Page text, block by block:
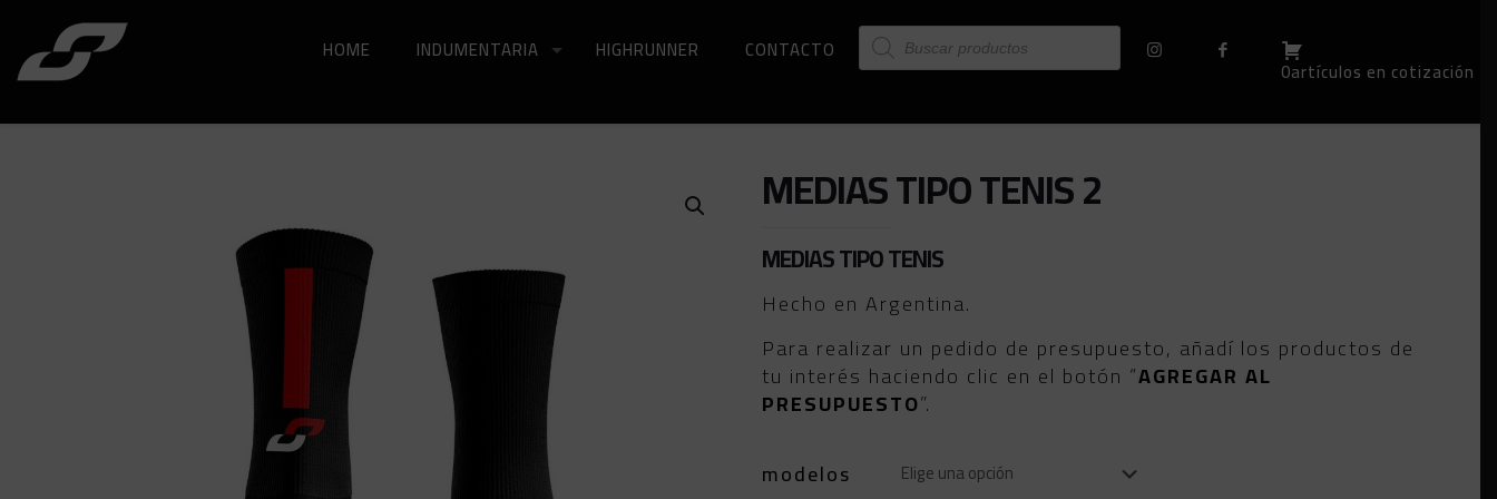
HOME INDUMENTARIA HIGHRUNNER CONTACTO Búsqueda
de
productos 0artículos en cotización
MEDIAS TIPO TENIS 2
MEDIAS TIPO TENIS
Hecho en Argentina.
Para realizar un pedido de presupuesto, añadí los productos de
tu interés haciendo clic en el botón “AGREGAR AL
PRESUPUESTO”.
modelos